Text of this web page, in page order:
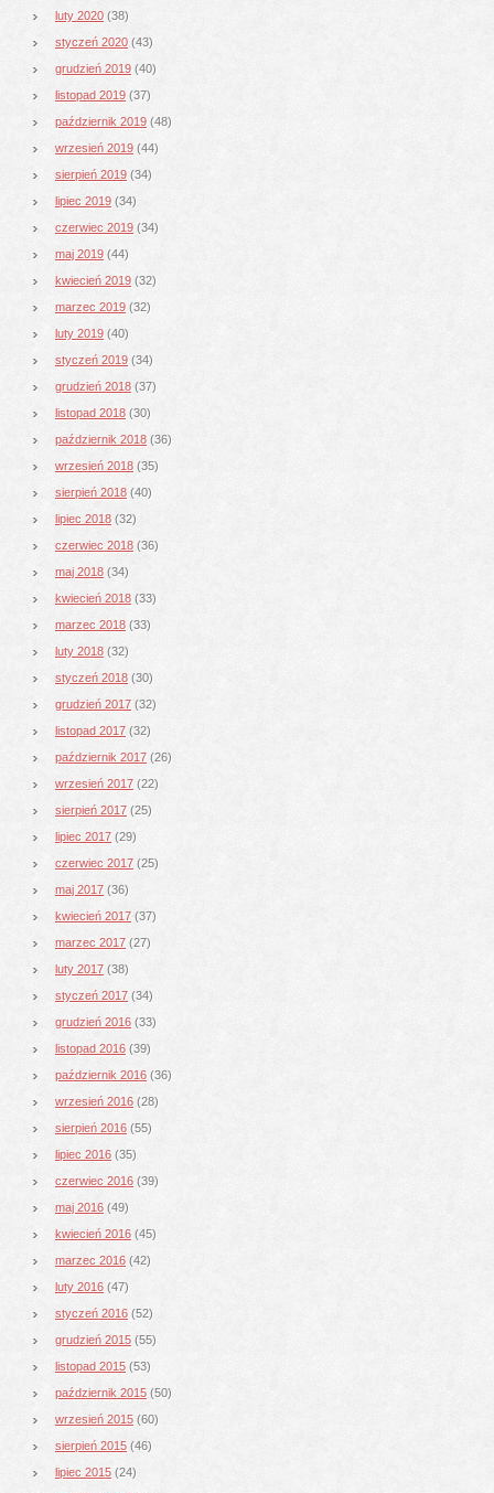
luty 2020 (38)
styczeń 2020 (43)
grudzień 2019 (40)
listopad 2019 (37)
październik 2019 (48)
wrzesień 2019 (44)
sierpień 2019 (34)
lipiec 2019 (34)
czerwiec 2019 (34)
maj 2019 (44)
kwiecień 2019 (32)
marzec 2019 (32)
luty 2019 (40)
styczeń 2019 (34)
grudzień 2018 (37)
listopad 2018 (30)
październik 2018 (36)
wrzesień 2018 (35)
sierpień 2018 (40)
lipiec 2018 (32)
czerwiec 2018 (36)
maj 2018 (34)
kwiecień 2018 (33)
marzec 2018 (33)
luty 2018 (32)
styczeń 2018 (30)
grudzień 2017 (32)
listopad 2017 (32)
październik 2017 (26)
wrzesień 2017 (22)
sierpień 2017 (25)
lipiec 2017 (29)
czerwiec 2017 (25)
maj 2017 (36)
kwiecień 2017 (37)
marzec 2017 (27)
luty 2017 (38)
styczeń 2017 (34)
grudzień 2016 (33)
listopad 2016 (39)
październik 2016 (36)
wrzesień 2016 (28)
sierpień 2016 (55)
lipiec 2016 (35)
czerwiec 2016 (39)
maj 2016 (49)
kwiecień 2016 (45)
marzec 2016 (42)
luty 2016 (47)
styczeń 2016 (52)
grudzień 2015 (55)
listopad 2015 (53)
październik 2015 (50)
wrzesień 2015 (60)
sierpień 2015 (46)
lipiec 2015 (24)